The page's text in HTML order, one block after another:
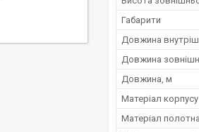
Габарити
Довжина
Довжина
Довжина, м
Матеріал корпусу
Матеріал полотна